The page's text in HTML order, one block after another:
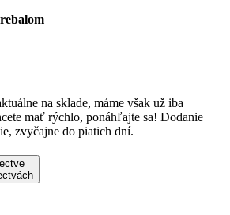
na sklade, máme však už iba
mať rýchlo, ponáhľajte sa! Dodanie
zvyčajne do piatich dní.